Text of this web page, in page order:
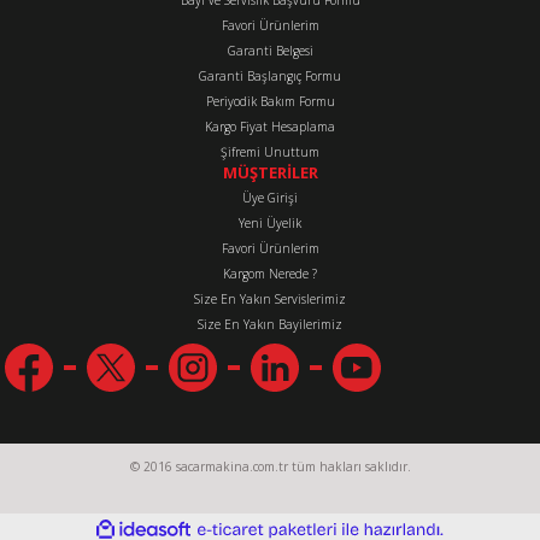
Gönder
Favori Ürünlerim
Garanti Belgesi
Garanti Başlangıç Formu
Periyodik Bakım Formu
Kargo Fiyat Hesaplama
Şifremi Unuttum
MÜŞTERİLER
Üye Girişi
Yeni Üyelik
Favori Ürünlerim
Kargom Nerede ?
Size En Yakın Servislerimiz
Size En Yakın Bayilerimiz
© 2016 sacarmakina.com.tr tüm hakları saklıdır.
ideasoft e-